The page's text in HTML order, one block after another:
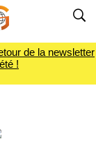
de la newsletter
!